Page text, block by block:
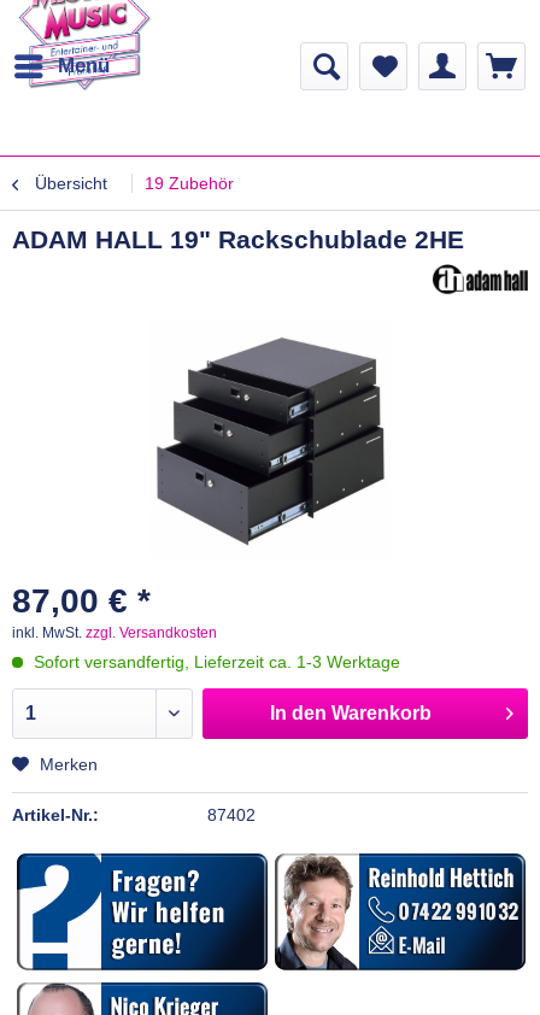
Menü
Übersicht 19 Zubehör
ADAM HALL 19" Rackschublade 2HE
87,00 € *
inkl. MwSt. zzgl. Versandkosten
Sofort versandfertig, Lieferzeit ca. 1-3 Werktage
In den Warenkorb
Merken
Artikel-Nr.: 87402